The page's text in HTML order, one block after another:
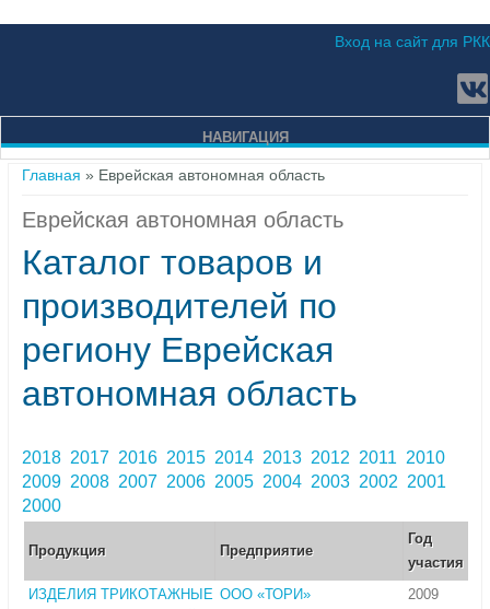
Вход на сайт для РКК
НАВИГАЦИЯ
Вы здесь
Главная » Еврейская автономная область
Еврейская автономная область
Каталог товаров и
производителей по
региону Еврейская
автономная область
2018 2017 2016 2015 2014 2013 2012 2011 2010
2009 2008 2007 2006 2005 2004 2003 2002 2001
2000
Продукция Предприятие
Год
участия
ИЗДЕЛИЯ ТРИКОТАЖНЫЕ ООО «ТОРИ» 2009